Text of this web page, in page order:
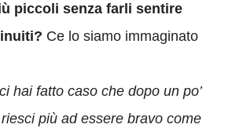
piccoli senza farli sentire
Ce lo siamo immaginato
hai fatto caso che dopo un po’
più ad essere bravo come